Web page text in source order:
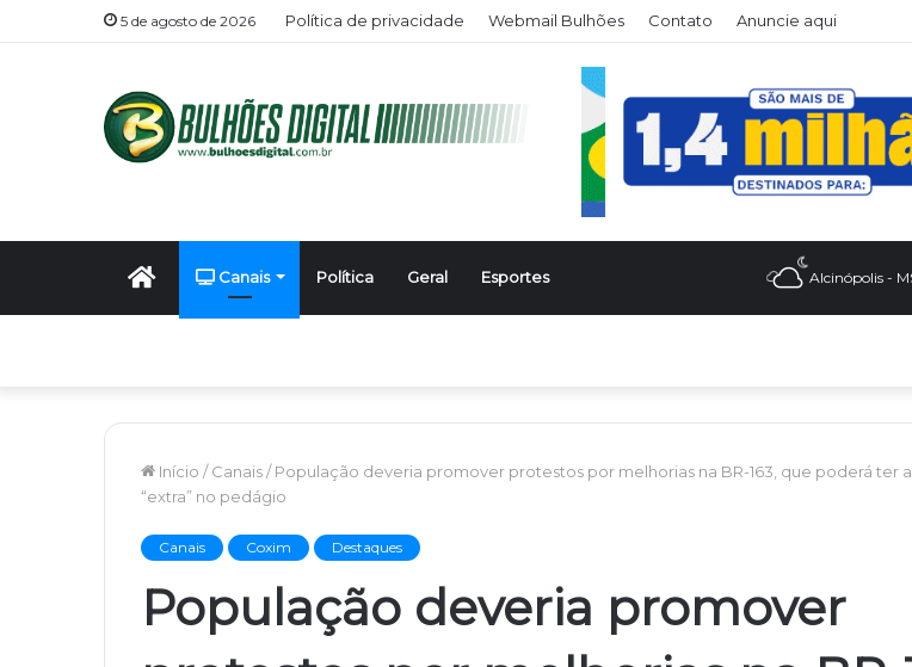
5 de agosto de 2026 Política de privacidade Webmail Bulhões Contato Anuncie aqui
Início Canais Política Geral Esportes Alcinópolis -
Início / Canais/ População deveria promover protestos por melhorias na BR-163, que poderá ter
“extra” no pedágio
Canais Coxim Destaques
População deveria promover